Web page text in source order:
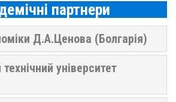
партнери
Д.А.Ценова (Болгарія)
університет